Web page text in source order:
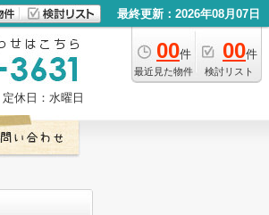
最終更新：2026年08月07日
00件
最近見た物件
00件
検討リスト
定休日：水曜日